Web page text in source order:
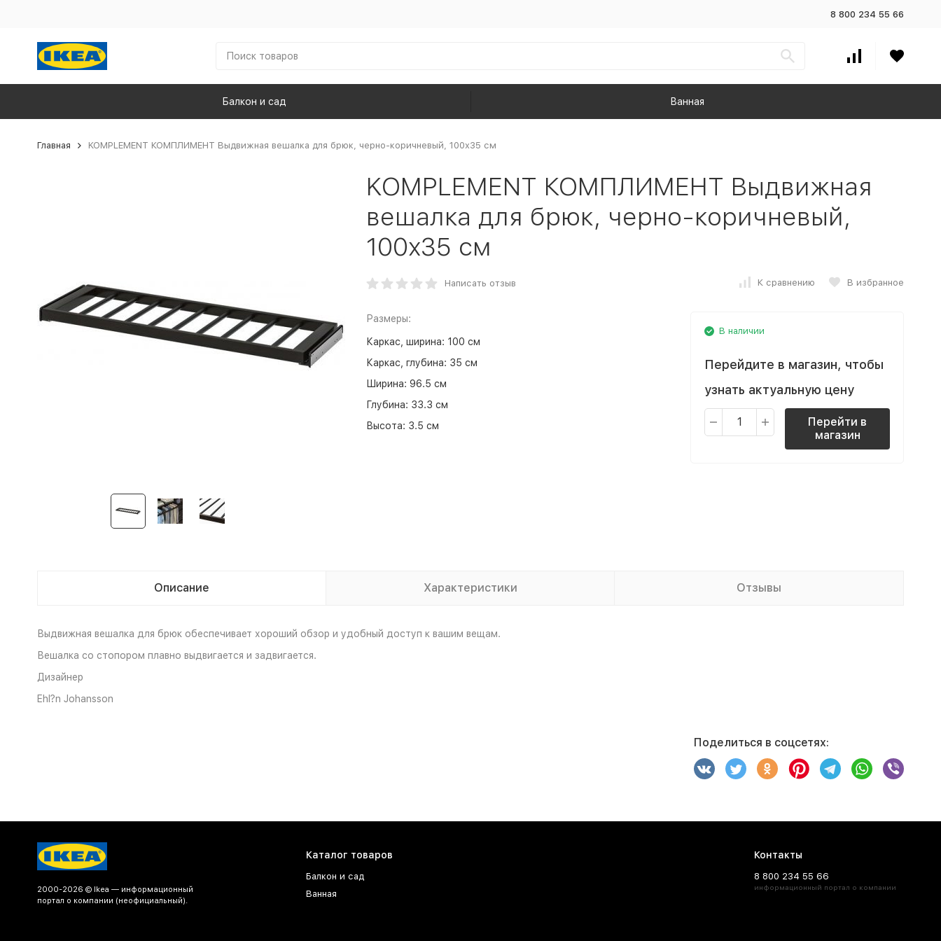
8 800 234 55 66
Балкон и сад Ванная
Главная KOMPLEMENT КОМПЛИМЕНТ Выдвижная вешалка для брюк, черно-коричневый, 100x35 см
KOMPLEMENT КОМПЛИМЕНТ Выдвижная
вешалка для брюк, черно-коричневый,
100x35 см
Написать отзыв К сравнению В избранное
Размеры:
Каркас, ширина: 100 см
Каркас, глубина: 35 см
Ширина: 96.5 см
Глубина: 33.3 см
Высота: 3.5 см
В наличии
Перейдите в магазин, чтобы
узнать актуальную цену
Перейти в
магазин
Описание Характеристики Отзывы
Выдвижная вешалка для брюк обеспечивает хороший обзор и удобный доступ к вашим вещам.
Вешалка со стопором плавно выдвигается и задвигается.
Дизайнер
Ehl?n Johansson
Поделиться в соцсетях:
2000-2026 © Ikea — информационный
портал о компании (неофициальный).
Каталог товаров
Балкон и сад
Ванная
Контакты
8 800 234 55 66
информационный портал о компании